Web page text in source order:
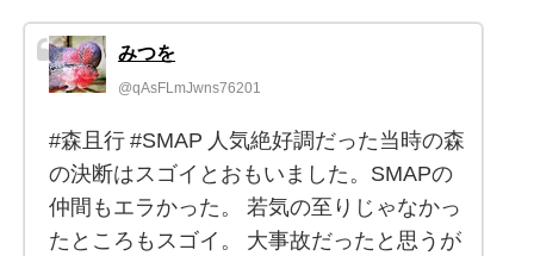
みつを
@qAsFLmJwns76201
#森且行 #SMAP 人気絶好調だった当時の森
の決断はスゴイとおもいました。SMAPの
仲間もエラかった。 若気の至りじゃなかっ
たところもスゴイ。 大事故だったと思うが